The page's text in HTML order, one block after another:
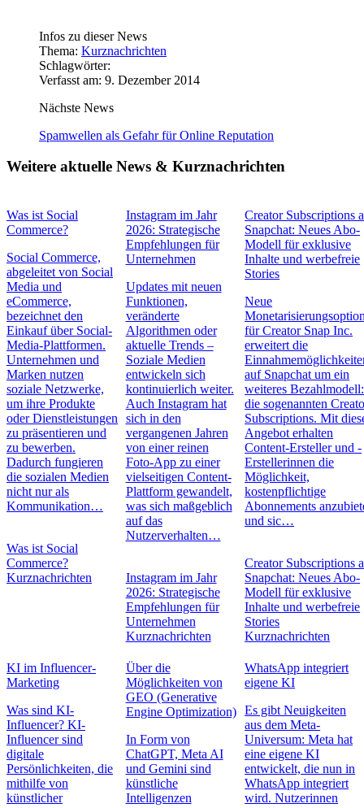
Infos zu dieser News
Thema: Kurznachrichten
Schlagwörter:
Verfasst am: 9. Dezember 2014
Nächste News
Spamwellen als Gefahr für Online Reputation
Weitere aktuelle News & Kurznachrichten
Was ist Social
Commerce?
Social Commerce,
abgeleitet von Social
Media und
eCommerce,
bezeichnet den
Einkauf über Social-
Media-Plattformen.
Unternehmen und
Marken nutzen
soziale Netzwerke,
um ihre Produkte
oder Dienstleistungen
zu präsentieren und
zu bewerben.
Dadurch fungieren
die sozialen Medien
nicht nur als
Kommunikation…
Was ist Social
Commerce?
Kurznachrichten
Instagram im Jahr
2026: Strategische
Empfehlungen für
Unternehmen
Updates mit neuen
Funktionen,
veränderte
Algorithmen oder
aktuelle Trends –
Soziale Medien
entwickeln sich
kontinuierlich weiter.
Auch Instagram hat
sich in den
vergangenen Jahren
von einer reinen
Foto-App zu einer
vielseitigen Content-
Plattform gewandelt,
was sich maßgeblich
auf das
Nutzerverhalten…
Instagram im Jahr
2026: Strategische
Empfehlungen für
Unternehmen
Kurznachrichten
Creator Subscriptions
Snapchat: Neues Abo-
Modell für exklusive
Inhalte und werbefreie
Stories
Neue
für Creator Snap Inc.
erweitert die
auf Snapchat um ein
weiteres Bezahlmodell:
die sogenannten
Subscriptions. Mit
Angebot erhalten
Content-Ersteller und -
Erstellerinnen die
Möglichkeit,
kostenpflichtige
Abonnements
und sic…
Creator Subscriptions
Snapchat: Neues Abo-
Modell für exklusive
Inhalte und werbefreie
Stories
Kurznachrichten
KI im Influencer-
Marketing
Was sind KI-
Influencer? KI-
Influencer sind
digitale
Persönlichkeiten, die
mithilfe von
künstlicher
Über die
Möglichkeiten von
GEO (Generative
Engine Optimization)
In Form von
ChatGPT, Meta AI
und Gemini sind
künstliche
Intelligenzen
WhatsApp integriert
eigene KI
Es gibt Neuigkeiten
aus dem Meta-
Universum: Meta hat
eine eigene KI
entwickelt, die nun in
WhatsApp integriert
wird. Nutzerinnen